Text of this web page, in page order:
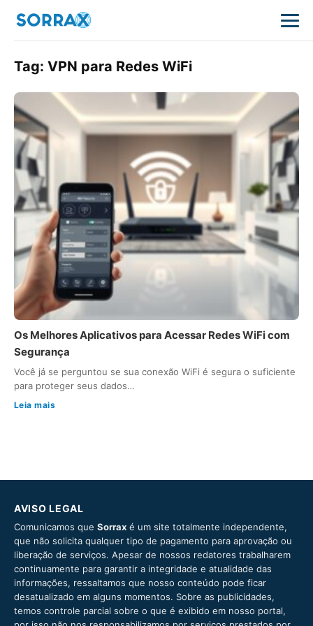
Tag: VPN para Redes WiFi
Os Melhores Aplicativos para Acessar Redes WiFi com
Segurança
Você já se perguntou se sua conexão WiFi é segura o suficiente
para proteger seus dados…
Leia mais
AVISO LEGAL
Comunicamos que Sorrax é um site totalmente independente,
que não solicita qualquer tipo de pagamento para aprovação ou
liberação de serviços. Apesar de nossos redatores trabalharem
continuamente para garantir a integridade e atualidade das
informações, ressaltamos que nosso conteúdo pode ficar
desatualizado em alguns momentos. Sobre as publicidades,
temos controle parcial sobre o que é exibido em nosso portal,